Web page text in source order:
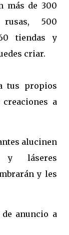
más de 300
500
tiendas y
criar.
tus propios
a
alucinen
y láseres
y les
anuncio a